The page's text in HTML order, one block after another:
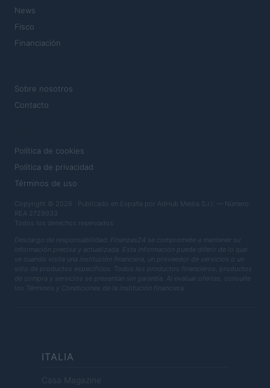
News
Fisco
Financiación
Sobre nosotros
Contacto
Política de cookies
Política de privacidad
Términos de uso
Copyright © 2026 · Publicado en España por AdHub Media S.r.l. — Número
REA 2729933
Todos los derechos reservados
Descargo de responsabilidad: Finanzas24 se compromete a mantener su
información precisa y actualizada. Esta información puede diferir de lo que
ve cuando visita una institución financiera, un proveedor de servicios o un
sitio de productos específicos. Todos los productos financieros, productos
de compra y servicios se presentan sin garantía. Al evaluar ofertas, consulte
los Términos y Condiciones de la institución financiera.
ITALIA
Casa Magazine